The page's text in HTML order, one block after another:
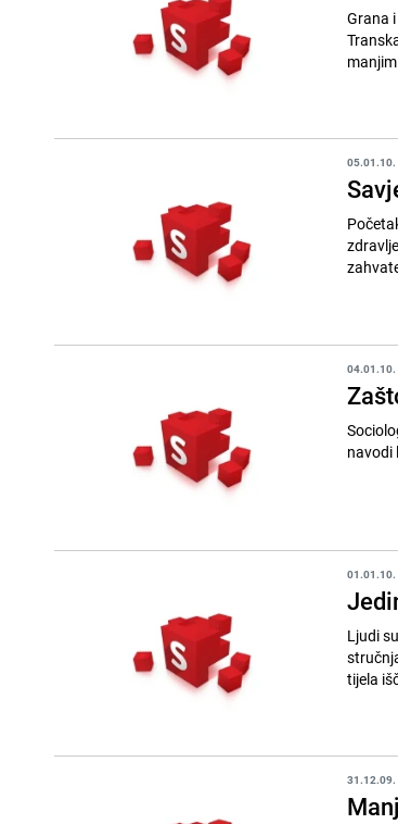
Grana i plod brekinje Prirodno
Transkavkazija, a raste u predjelima do 900
05.01.10.
04.01.10.
navodi
01.01.10.
Ljudi su
tijela
31.12.09.